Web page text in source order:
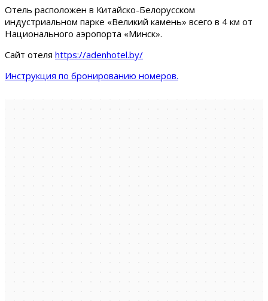
Отель расположен в Китайско-Белорусском
индустриальном парке «Великий камень» всего в 4 км от
Национального аэропорта «Минск».
Сайт отеля https://adenhotel.by/
Инструкция по бронированию номеров.